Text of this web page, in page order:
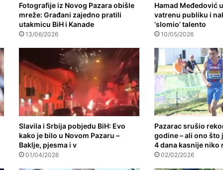
Fotografije iz Novog Pazara obišle
mreže: Građani zajedno pratili
utakmicu BiH i Kanade
13/06/2026
Hamad Međedović
vatrenu publiku i
‘slomio’ talento
10/05/2026
Slavila i Srbija pobjedu BiH: Evo
kako je bilo u Novom Pazaru –
Baklje, pjesma i v
01/04/2026
Pazarac srušio
godine – ali ono što
4 dana kasnije niko
02/02/2026